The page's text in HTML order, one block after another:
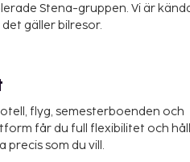
Stena-gruppen. Vi är
gäller bilresor.
flyg, semesterboenden och
får du full flexibilitet och
precis som du vill.